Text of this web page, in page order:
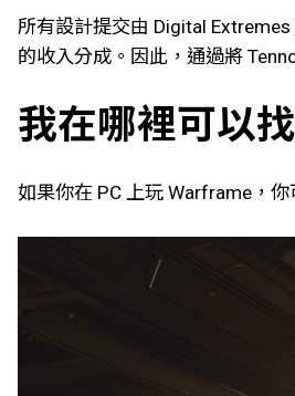
所有設計提交由 Digital
的收入分成。因此，通過將
我在哪裡可以
如果你在 PC 上玩 Warframe，